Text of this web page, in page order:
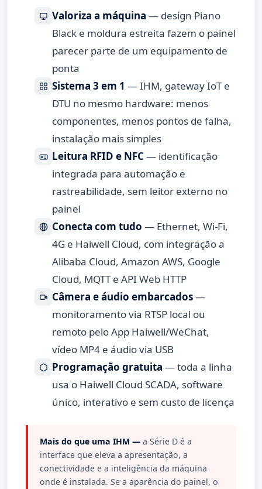
Valoriza a máquina — design Piano
Black e moldura estreita fazem o painel
parecer parte de um equipamento de
ponta
Sistema 3 em 1 — IHM, gateway IoT e
DTU no mesmo hardware: menos
componentes, menos pontos de falha,
instalação mais simples
Leitura RFID e NFC — identificação
integrada para automação e
rastreabilidade, sem leitor externo no
painel
Conecta com tudo — Ethernet, Wi-Fi,
4G e Haiwell Cloud, com integração a
Alibaba Cloud, Amazon AWS, Google
Cloud, MQTT e API Web HTTP
Câmera e áudio embarcados—
monitoramento via RTSP local ou
remoto pelo App Haiwell/WeChat,
vídeo MP4 e áudio via USB
Programação gratuita — toda a linha
usa o Haiwell Cloud SCADA, software
único, interativo e sem custo de licença
Mais do que uma IHM — a Série D é a
interface que eleva a apresentação, a
conectividade e a inteligência da máquina
onde é instalada. Se a aparência do painel, o